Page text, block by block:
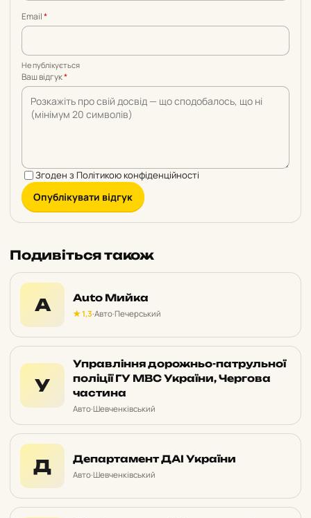
Email*
Не публікується
Ваш відгук*
Згоден з Політикою конфіденційності
Опублікувати відгук
Подивіться також
A Auto Мийка
★ 1,3·Авто·Печерський
У
Управління дорожньо-патрульної
поліції ГУ МВС України, Чергова
частина
Авто·Шевченківський
Д Департамент ДАІ України
Авто·Шевченківський